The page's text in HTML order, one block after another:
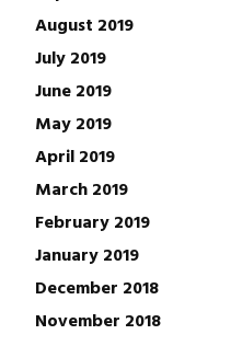
August 2019
July 2019
June 2019
May 2019
April 2019
March 2019
February 2019
January 2019
December 2018
November 2018